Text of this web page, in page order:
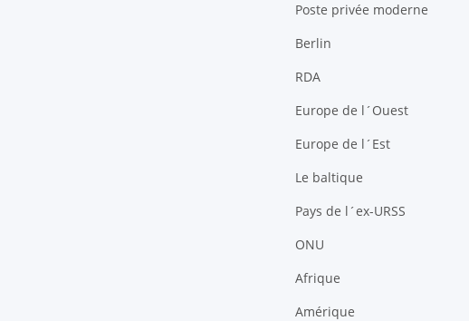
Poste privée moderne
Berlin
RDA
Europe de l´Ouest
Europe de l´Est
Le baltique
Pays de l´ex-URSS
ONU
Afrique
Amérique